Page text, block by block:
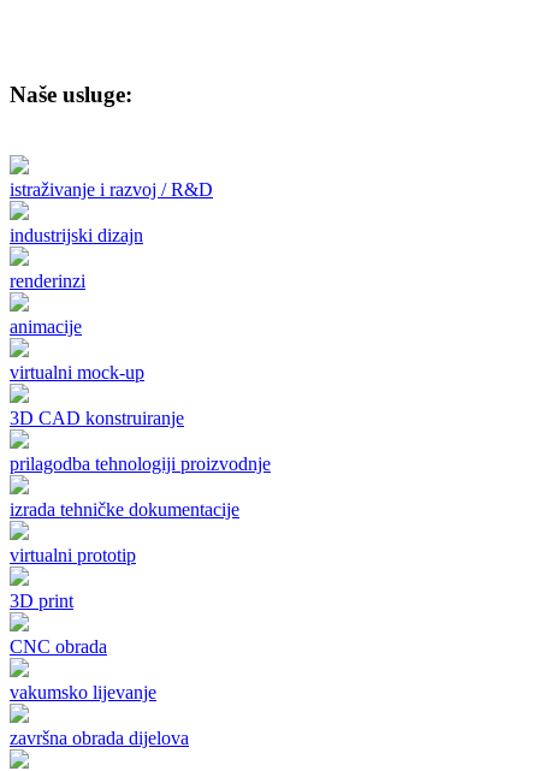
Naše usluge:
istraživanje i razvoj / R&D
industrijski dizajn
renderinzi
animacije
virtualni mock-up
3D CAD konstruiranje
prilagodba tehnologiji proizvodnje
izrada tehničke dokumentacije
virtualni prototip
3D print
CNC obrada
vakumsko lijevanje
završna obrada dijelova